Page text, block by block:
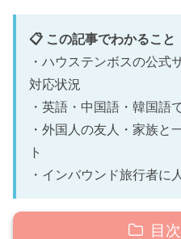
📋 この記事でわかること
・ハウステンボスの公式
対応状況
・英語・中国語・韓国語
・外国人の友人・家族と
ト
・インバウンド旅行者に
目次